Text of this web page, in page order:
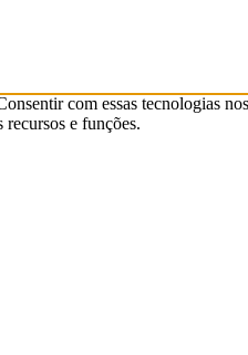
com essas tecnologias
e funções.